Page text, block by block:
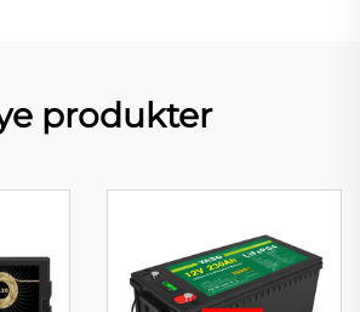
produkter